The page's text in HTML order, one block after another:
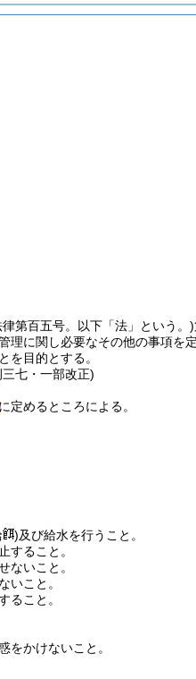
第百五号。以下「法」という。)
に関し必要なその他の事項を
を目的とする。
七・一部改正)
に定めるところによる。
)及び給水を行うこと。
すること。
ないこと。
いこと。
ること。
をかけないこと。